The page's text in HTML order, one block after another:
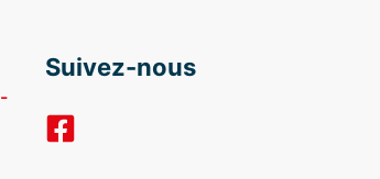
Suivez-nous